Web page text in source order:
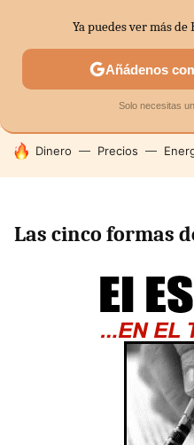
SECTORES ECONOMÍA
HOY SE HABLA DE
Dinero Precios
Las cinco formas
Ya puedes ver más de
Añádenos
Solo necesitas